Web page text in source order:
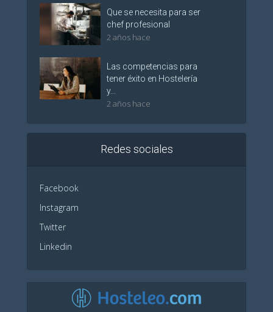
Que se necesita para ser
chef profesional
2 años hace
Las competencias para
tener éxito en Hostelería
y...
2 años hace
Redes sociales
Facebook
Instagram
Twitter
Linkedin